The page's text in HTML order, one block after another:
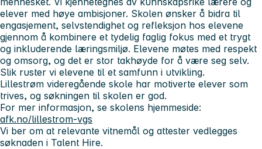
elever med høye ambisjoner. Skolen ønsker å bidra til
engasjement, selvstendighet og refleksjon hos elevene
gjennom å kombinere et tydelig faglig fokus med et trygt
og inkluderende læringsmiljø. Elevene møtes med respekt
og omsorg, og det er stor takhøyde for å være seg selv.
Slik ruster vi elevene til et samfunn i utvikling.
Lillestrøm videregående skole har motiverte elever som
trives, og søkningen til skolen er god.
For mer informasjon, se skolens hjemmeside:
afk.no/lillestrom-vgs
Vi ber om at relevante vitnemål og attester vedlegges
søknaden i Talent Hire.